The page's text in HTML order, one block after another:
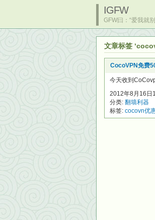
IGFW
GFW曰：“爱我就
文章标签
CocoVPN免费
今天收到
2012年8月16日
分类: 翻墙利器
标签: cocovn优